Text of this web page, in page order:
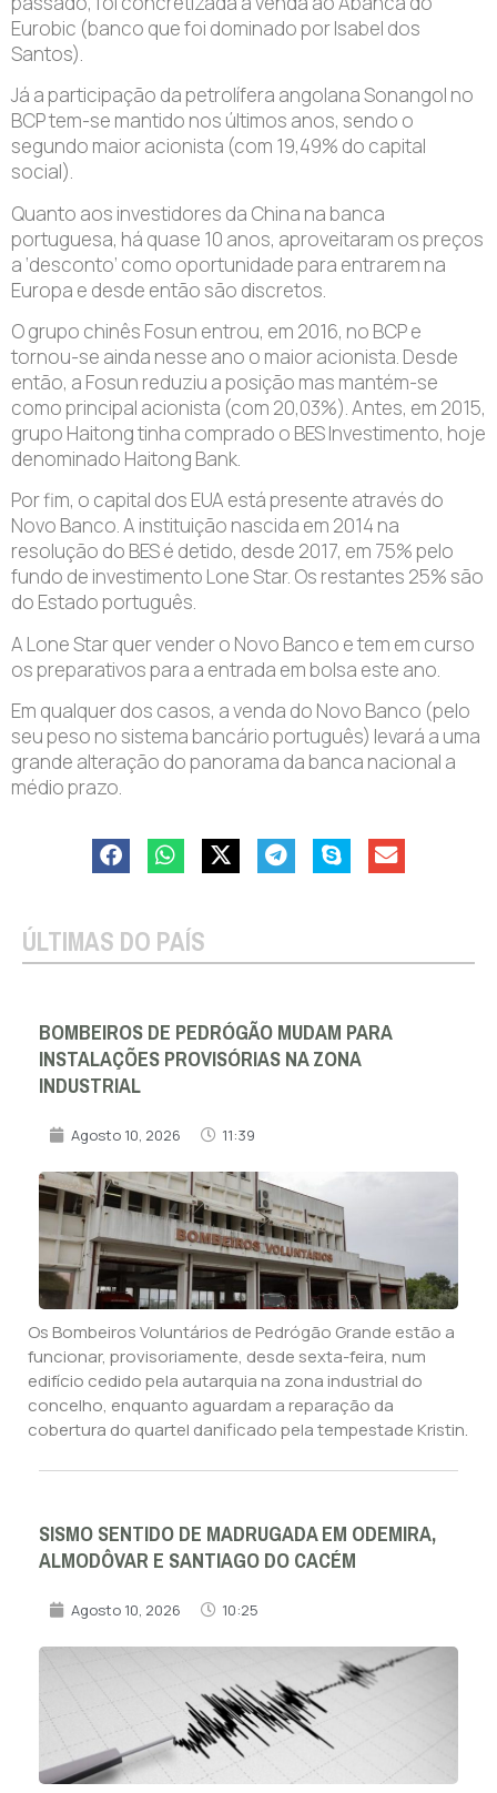
Eurobic (banco que foi dominado por Isabel dos
Santos).
Já a participação da petrolífera angolana Sonangol no
BCP tem-se mantido nos últimos anos, sendo o
segundo maior acionista (com 19,49% do capital
social).
Quanto aos investidores da China na banca
portuguesa, há quase 10 anos, aproveitaram os preços
a ‘desconto’ como oportunidade para entrarem na
Europa e desde então são discretos.
O grupo chinês Fosun entrou, em 2016, no BCP e
tornou-se ainda nesse ano o maior acionista. Desde
então, a Fosun reduziu a posição mas mantém-se
como principal acionista (com 20,03%). Antes, em 2015,
grupo Haitong tinha comprado o BES Investimento, hoje
denominado Haitong Bank.
Por fim, o capital dos EUA está presente através do
Novo Banco. A instituição nascida em 2014 na
resolução do BES é detido, desde 2017, em 75% pelo
fundo de investimento Lone Star. Os restantes 25% são
do Estado português.
A Lone Star quer vender o Novo Banco e tem em curso
os preparativos para a entrada em bolsa este ano.
Em qualquer dos casos, a venda do Novo Banco (pelo
seu peso no sistema bancário português) levará a uma
grande alteração do panorama da banca nacional a
médio prazo.
ÚLTIMAS DO PAÍS
BOMBEIROS DE PEDRÓGÃO MUDAM PARA
INSTALAÇÕES PROVISÓRIAS NA ZONA
INDUSTRIAL
Agosto 10, 2026 11:39
Os Bombeiros Voluntários de Pedrógão Grande estão a
funcionar, provisoriamente, desde sexta-feira, num
edifício cedido pela autarquia na zona industrial do
concelho, enquanto aguardam a reparação da
cobertura do quartel danificado pela tempestade Kristin.
SISMO SENTIDO DE MADRUGADA EM ODEMIRA,
ALMODÔVAR E SANTIAGO DO CACÉM
Agosto 10, 2026 10:25